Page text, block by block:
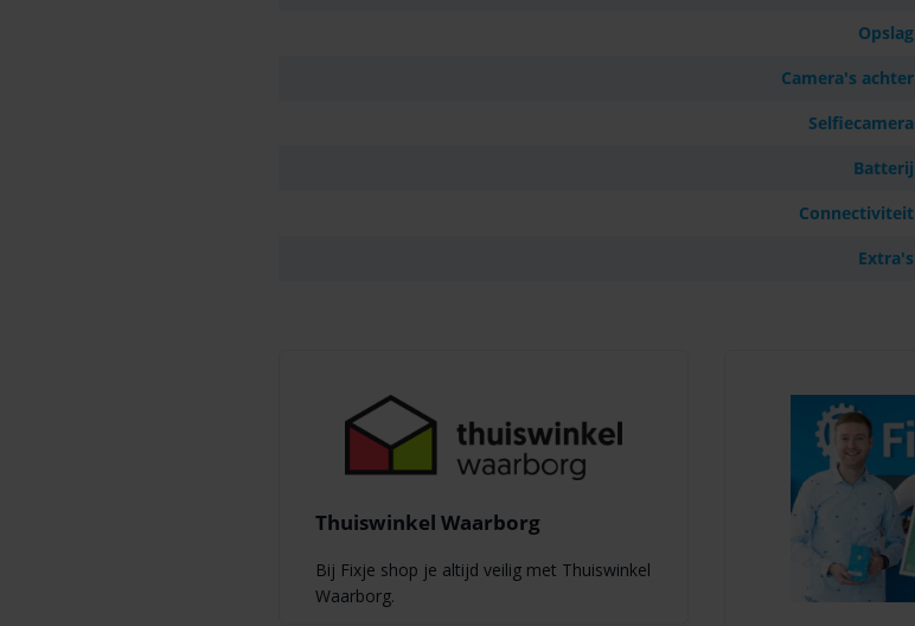
Opslag
Camera's achter
Selfiecamera
Batterij
Connectiviteit
Extra's
Thuiswinkel Waarborg
Bij Fixje shop je altijd veilig met Thuiswinkel
Waarborg.